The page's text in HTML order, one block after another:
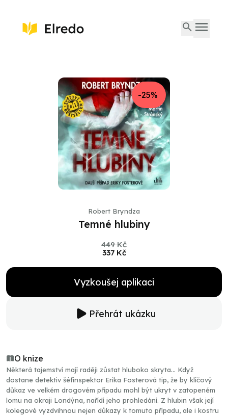
-25%
Robert Bryndza
Temné hlubiny
449 Kč
337 Kč
Vyzkoušej aplikaci
Přehrát ukázku
O knize
Některá tajemství mají raději zůstat hluboko skryta... Když
dostane detektiv šéfinspektor Erika Fosterová tip, že by klíčový
důkaz ve velkém drogovém případu mohl být ukryt v zatopeném
lomu na okraji Londýna, nařídí jeho prohledání. Z hlubin však její
kolegové vyzdvihnou nejen důkazy k tomuto případu, ale i kostru